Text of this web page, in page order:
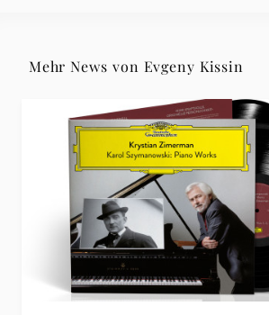
Mehr News von Evgeny Kissin